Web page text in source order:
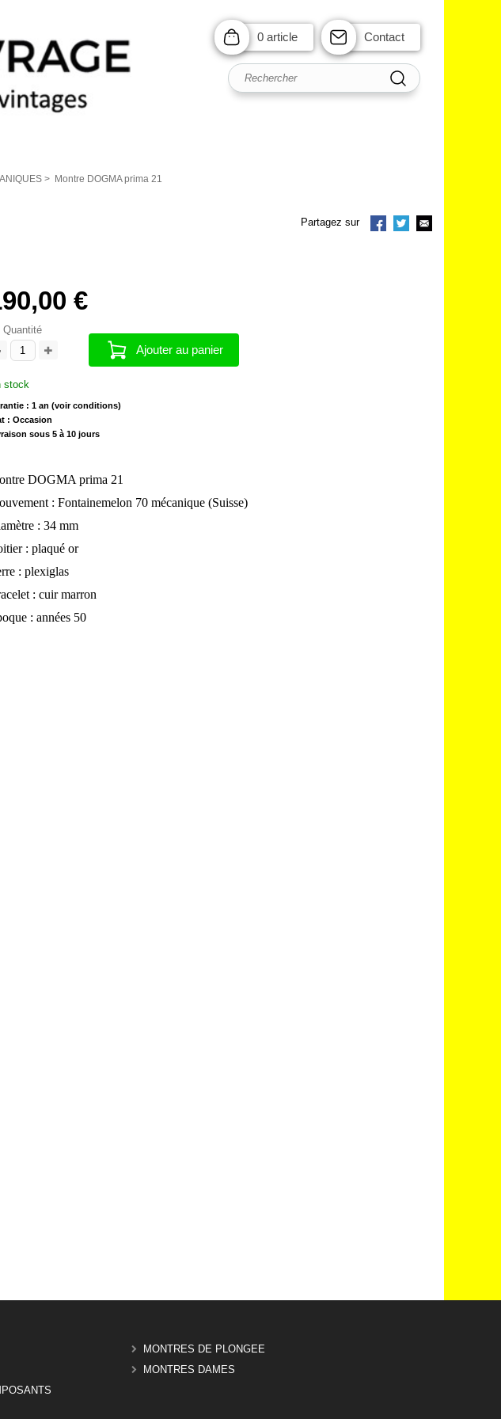
0 article Contact
> Montre DOGMA prima 21
Partagez sur
€
Quantité
Ajouter au panier
stock
: 1 an (voir conditions)
: Occasion
sous 5 à 10 jours
DOGMA prima 21
: Fontainemelon 70 mécanique (Suisse)
: 34 mm
: plaqué or
: plexiglas
: cuir marron
: années 50
MONTRES DE PLONGEE
MONTRES DAMES